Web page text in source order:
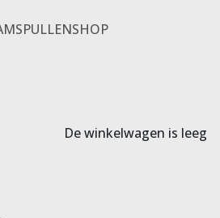
SPULLENSHOP
De winkelwagen is leeg